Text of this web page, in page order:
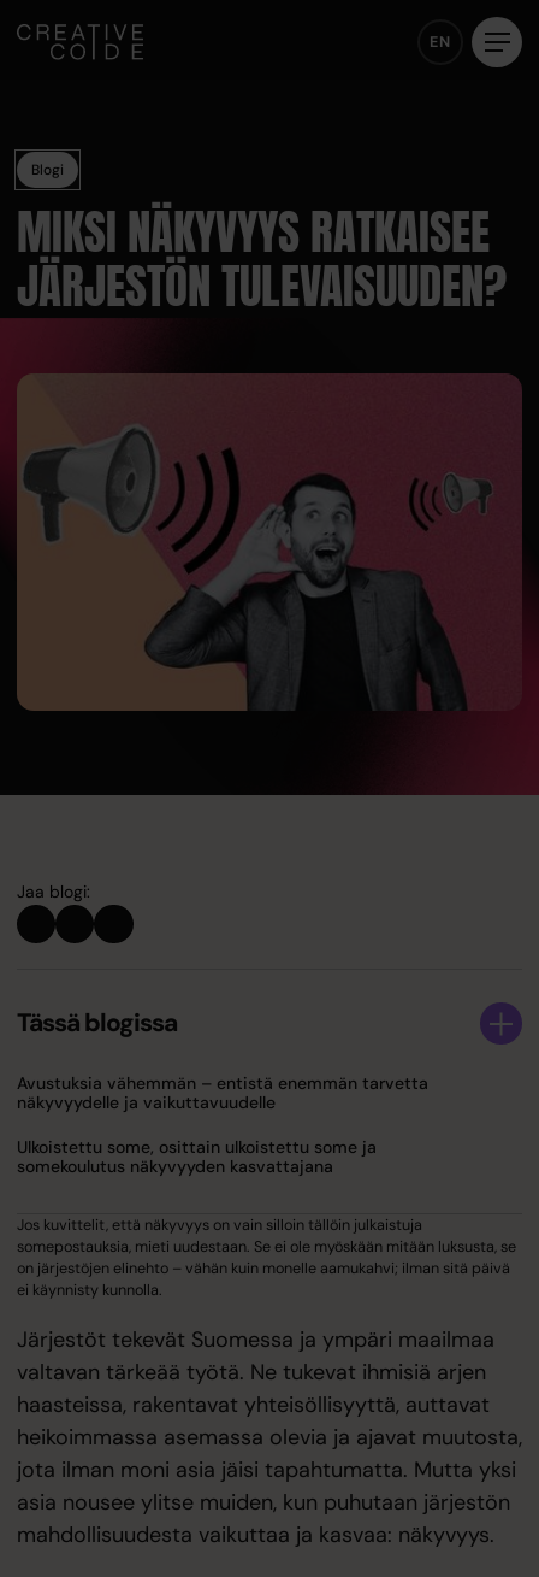
EN
Blogi
MIKSI NÄKYVYYS RATKAISEE
JÄRJESTÖN TULEVAISUUDEN?
Jaa blogi:
Tässä blogissa
Avustuksia vähemmän – entistä enemmän tarvetta
näkyvyydelle ja vaikuttavuudelle
Ulkoistettu some, osittain ulkoistettu some ja
somekoulutus näkyvyyden kasvattajana
Jos kuvittelit, että näkyvyys on vain silloin tällöin julkaistuja
somepostauksia, mieti uudestaan. Se ei ole myöskään mitään luksusta, se
on järjestöjen elinehto – vähän kuin monelle aamukahvi; ilman sitä päivä
ei käynnisty kunnolla.
Järjestöt tekevät Suomessa ja ympäri maailmaa
valtavan tärkeää työtä. Ne tukevat ihmisiä arjen
haasteissa, rakentavat yhteisöllisyyttä, auttavat
heikoimmassa asemassa olevia ja ajavat muutosta,
jota ilman moni asia jäisi tapahtumatta. Mutta yksi
asia nousee ylitse muiden, kun puhutaan järjestön
mahdollisuudesta vaikuttaa ja kasvaa: näkyvyys.